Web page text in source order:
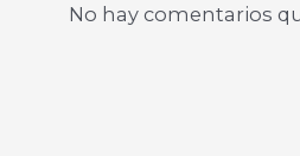
No hay comentarios